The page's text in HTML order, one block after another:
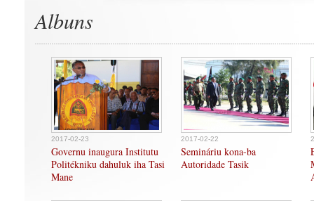
Albuns
2017-02-23
Governu inaugura Institutu
Politékniku dahuluk iha Tasi
Mane
2017-02-22
Semináriu kona-ba
Autoridade Tasik